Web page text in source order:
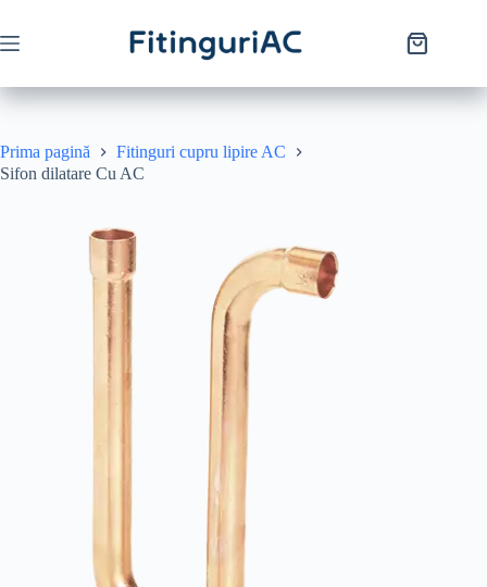
Prima pagină
Fitinguri cupru lipire AC
Sifon dilatare Cu AC